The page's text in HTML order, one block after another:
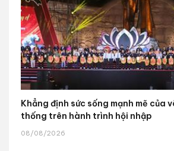
Khẳng định sức sống mạnh mẽ của
thống trên hành trình hội nhập
08/08/2026